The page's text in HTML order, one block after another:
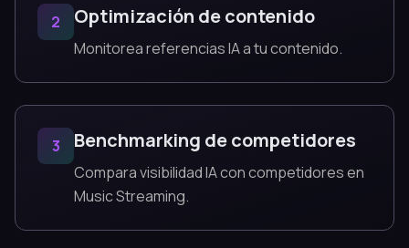
2 Optimización de contenido
Monitorea referencias IA a tu contenido.
3 Benchmarking de competidores
Compara visibilidad IA con competidores en
Music Streaming.